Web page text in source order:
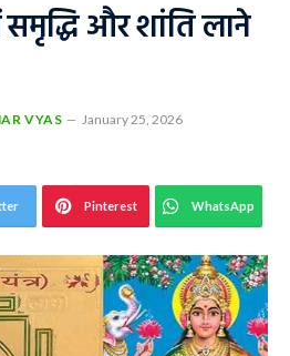
समृद्धि और शांति लाने
VYAS
January 25, 2026
Pinterest WhatsApp